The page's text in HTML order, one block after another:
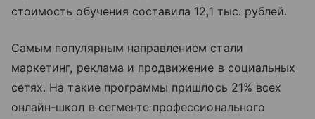
стоимость обучения составила 12,1 тыс. рублей.
Самым популярным направлением стали
маркетинг, реклама и продвижение в социальных
сетях. На такие программы пришлось 21% всех
онлайн-школ в сегменте профессионального